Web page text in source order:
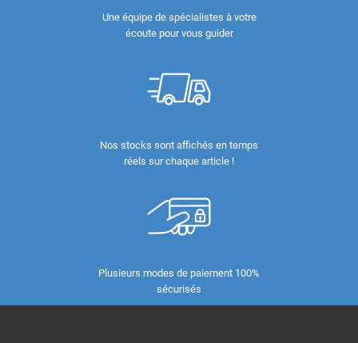
Une équipe de spécialistes à votre
écoute pour vous guider
Nos stocks sont affichés en temps
réels sur chaque article !
Plusieurs modes de paiement 100%
sécurisés